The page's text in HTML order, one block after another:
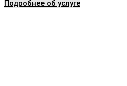
Подробнее об услуге